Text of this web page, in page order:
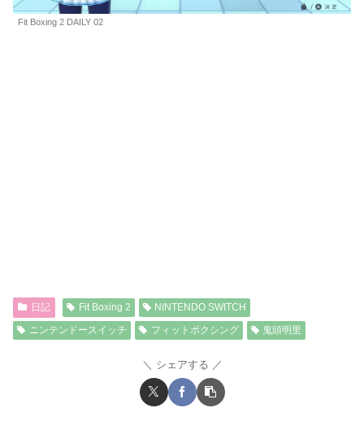
Fit Boxing 2 DAILY 02
日記 Fit Boxing 2
NINTENDO SWITCH
ニンテンドースイッチ
フィットボクシング 鬼頭明里
シェアする